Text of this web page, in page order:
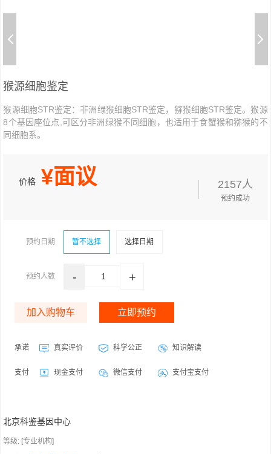
猴源细胞鉴定
猴源细胞STR鉴定：非洲绿猴细胞STR鉴定，猕猴细胞STR鉴定。猴源
8个基因座位点,可区分非洲绿猴不同细胞，也适用于食蟹猴和猕猴的不
同细胞系。
价格 ¥面议 2157人
预约成功
预约日期 暂不选择 选择日期
预约人数 - 1 +
加入购物车 立即预约
承诺 真实评价 科学公正 知识解读
支付 现金支付 微信支付 支付宝支付
北京科鉴基因中心
等级: [专业机构]